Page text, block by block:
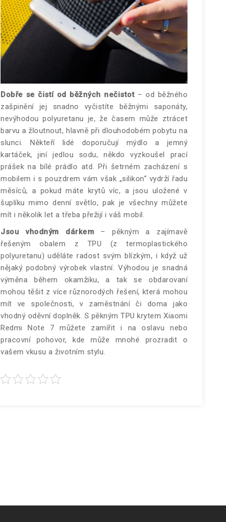
Dobře se čistí od běžných nečistot – od běžného
zašpinění jej snadno vyčistíte běžnými saponáty,
nevýhodou polyuretanu je, že časem může ztrácet
barvu a žloutnout, hlavně při dlouhodobém pobytu na
slunci. Někteří lidé doporučují mýdlo a jemný
kartáček, jiní jedlou sodu, někdo vyzkoušel prací
prášek na bílé prádlo atd. Při šetrném zacházení s
mobilem i s pouzdrem vám však „silikon“ vydrží řadu
měsíců, a pokud máte krytů víc, a jsou uložené v
šuplíku mimo denní světlo, pak je všechny můžete
mít i několik let a třeba přežijí i váš mobil.
Jsou vhodným dárkem – pěkným a zajímavě
řešeným obalem z TPU (z termoplastického
polyuretanu) uděláte radost svým blízkým, i když už
nějaký podobný výrobek vlastní. Výhodou je snadná
výměna během okamžiku, a tak se obdarovaní
mohou těšit z více různorodých řešení, která mohou
mít ve společnosti, v zaměstnání či doma jako
vhodný oděvní doplněk. S pěkným TPUkrytem Xiaomi
Redmi Note 7 můžete zamířit i na oslavu nebo
pracovní pohovor, kde může mnohé prozradit o
vašem vkusu a životním stylu.